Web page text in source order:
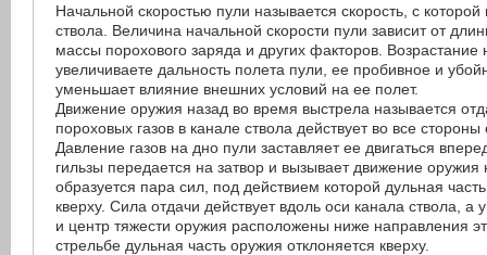
Начальной скоростью пули называется скорость, с
ствола. Величина начальной скорости пули зависит от
массы порохового заряда и других факторов. Возрастание
увеличиваете дальность полета пули, ее пробивное и
уменьшает влияние внешних условий на ее полет.
Движение оружия назад во время выстрела называется
пороховых газов в канале ствола действует во все
Давление газов на дно пули заставляет ее двигаться
гильзы передается на затвор и вызывает движение оружия
образуется пара сил, под действием которой дульная
кверху. Сила отдачи действует вдоль оси канала ствола, а
и центр тяжести оружия расположены ниже направления
стрельбе дульная часть оружия отклоняется кверху.